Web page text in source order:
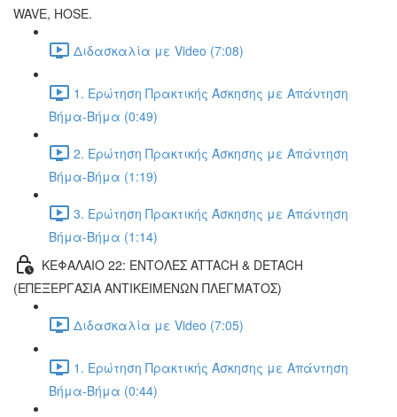
WAVE, HOSE.
Διδασκαλία με Video (7:08)
1. Ερώτηση Πρακτικής Άσκησης με Απάντηση
Βήμα-Βήμα (0:49)
2. Ερώτηση Πρακτικής Άσκησης με Απάντηση
Βήμα-Βήμα (1:19)
3. Ερώτηση Πρακτικής Άσκησης με Απάντηση
Βήμα-Βήμα (1:14)
ΚΕΦΑΛΑΙΟ 22: ΕΝΤΟΛΕΣ ATTACH & DETACH
(ΕΠΕΞΕΡΓΑΣΙΑ ΑΝΤΙΚΕΙΜΕΝΩΝ ΠΛΕΓΜΑΤΟΣ)
Διδασκαλία με Video (7:05)
1. Ερώτηση Πρακτικής Άσκησης με Απάντηση
Βήμα-Βήμα (0:44)